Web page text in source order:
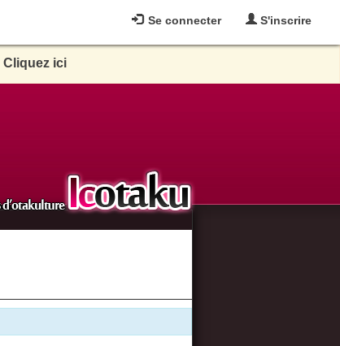
Se connecter S'inscrire
Cliquez ici